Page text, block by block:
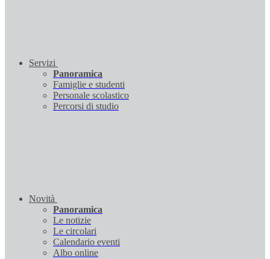
Servizi
Panoramica
Famiglie e studenti
Personale scolastico
Percorsi di studio
Novità
Panoramica
Le notizie
Le circolari
Calendario eventi
Albo online